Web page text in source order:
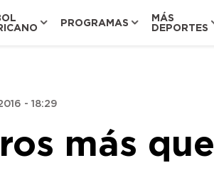
PROGRAMAS
MÁS
DEPORTES
- 18:29
más